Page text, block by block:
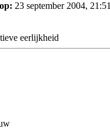
23 september 2004,
eerlijkheid